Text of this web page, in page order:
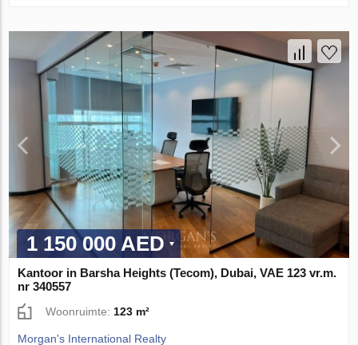
1 150 000 AED
Kantoor in Barsha Heights (Tecom), Dubai, VAE 123 vr.m.
nr 340557
Woonruimte: 123 m²
Morgan's International Realty